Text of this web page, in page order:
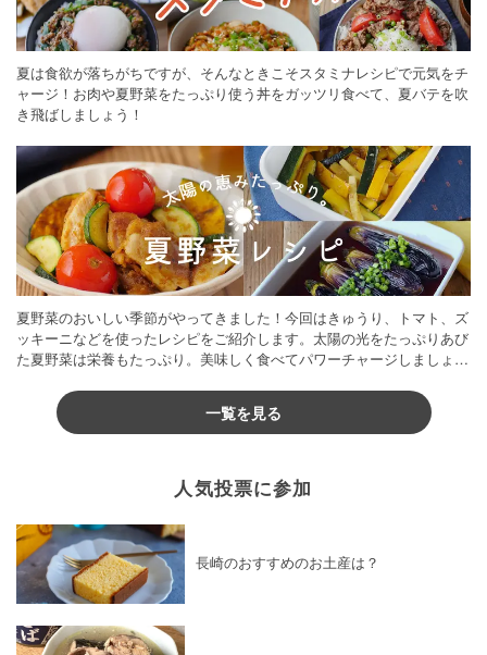
夏は食欲が落ちがちですが、そんなときこそスタミナレシピで元気をチ
ャージ！お肉や夏野菜をたっぷり使う丼をガッツリ食べて、夏バテを吹
き飛ばしましょう！
夏野菜のおいしい季節がやってきました！今回はきゅうり、トマト、ズ
ッキーニなどを使ったレシピをご紹介します。太陽の光をたっぷりあび
た夏野菜は栄養もたっぷり。美味しく食べてパワーチャージしましょう
一覧を見る
人気投票に参加
長崎のおすすめのお土産は？